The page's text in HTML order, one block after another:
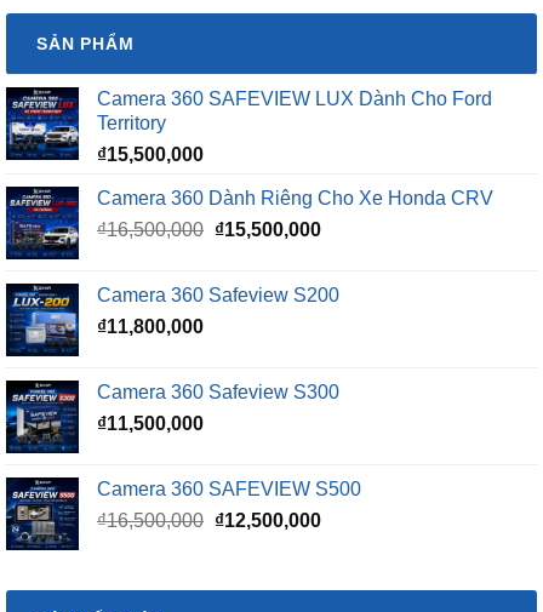
SẢN PHẨM
Camera 360 SAFEVIEW LUX Dành Cho Ford
Territory
₫15,500,000
Camera 360 Dành Riêng Cho Xe Honda CRV
₫16,500,000 Giá
₫16,500,000.
₫15,500,000Giá
là:
Camera 360 Safeview S200
₫11,800,000
Camera 360 Safeview S300
₫11,500,000
Camera 360 SAFEVIEW S500
₫16,500,000 Giá
₫16,500,000.
₫12,500,000Giá
là: